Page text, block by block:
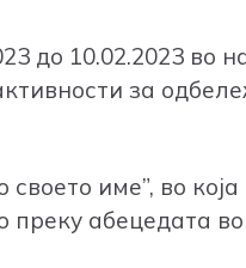
до 10.02.2023
за
своето име”, во
абецедата